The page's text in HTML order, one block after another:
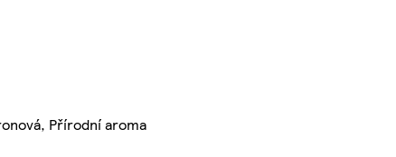
Přírodní aroma